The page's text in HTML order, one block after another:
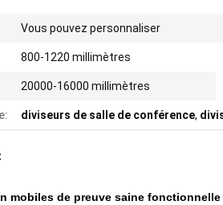
Vous pouvez personnaliser
800-1220 millimètres
20000-16000 millimètres
diviseurs de salle de conférence,
mobiles de preuve saine